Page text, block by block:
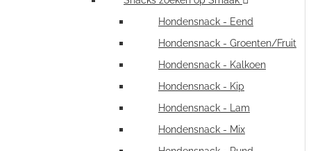
Hondensnack - Eend
Hondensnack - Groenten/Fruit
Hondensnack - Kalkoen
Hondensnack - Kip
Hondensnack - Lam
Hondensnack - Mix